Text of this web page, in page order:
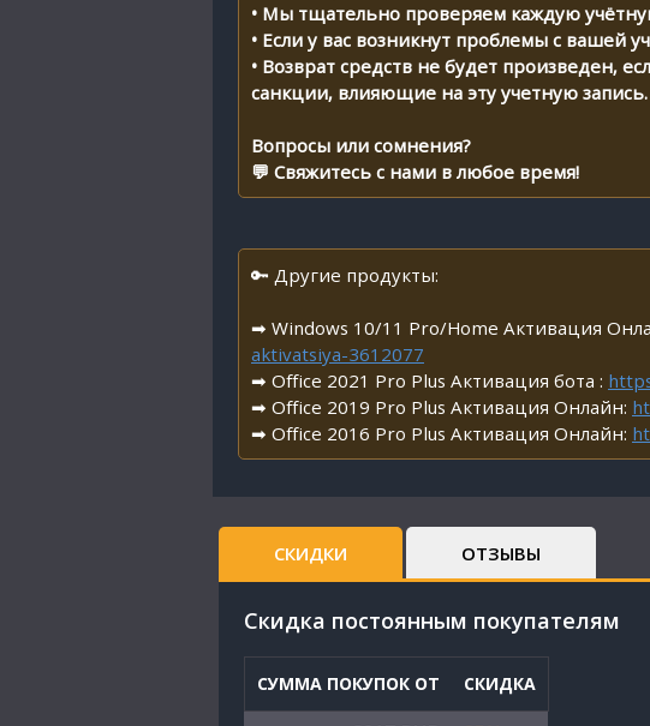
• Мы тщательно проверяем каждую
• Если у вас возникнут проблемы с вашей
• Возврат средств не будет произведен,
санкции, влияющие на эту учетную запись.
Вопросы или сомнения?
💬 Свяжитесь с нами в любое время!
🔑 Другие продукты:
➡ Windows 10/11 Pro/Home Активация
aktivatsiya-3612077
➡ Office 2021 Pro Plus Активация бота :
➡ Office 2019 Pro Plus Активация Онлайн:
➡ Office 2016 Pro Plus Активация Онлайн:
СКИДКИ ОТЗЫВЫ
Cкидка постоянным покупателям
СУММА ПОКУПОК ОТ СКИДКА